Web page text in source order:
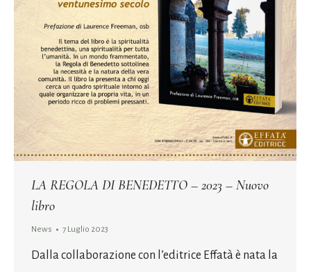
LA REGOLA DI BENEDETTO – 2023 – Nuovo
libro
News 7 Luglio 2023
Dalla collaborazione con l’editrice Effatà è nata la